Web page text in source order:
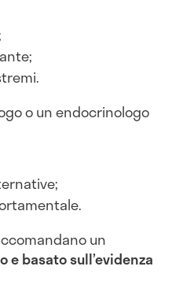
o un endocrinologo
un
basato sull’evidenza